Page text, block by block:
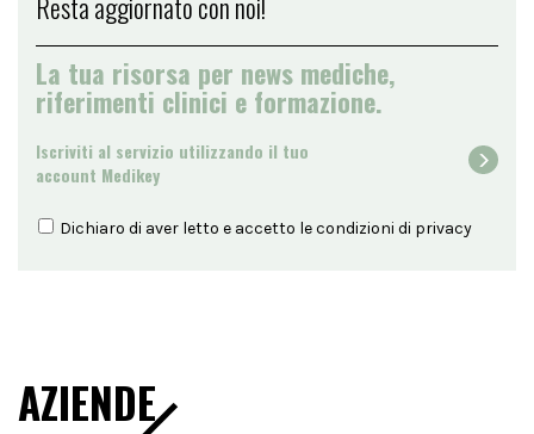
La tua risorsa per news mediche,
riferimenti clinici e formazione.
Iscriviti al servizio utilizzando il tuo
account Medikey
Dichiaro di aver letto e accetto le condizioni di privacy
AZIENDE